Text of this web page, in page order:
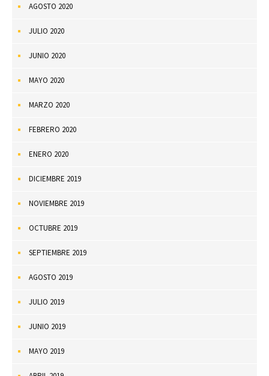
AGOSTO 2020
JULIO 2020
JUNIO 2020
MAYO 2020
MARZO 2020
FEBRERO 2020
ENERO 2020
DICIEMBRE 2019
NOVIEMBRE 2019
OCTUBRE 2019
SEPTIEMBRE 2019
AGOSTO 2019
JULIO 2019
JUNIO 2019
MAYO 2019